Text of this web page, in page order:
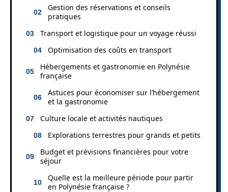
Gestion des réservations et conseils
pratiques
Transport et logistique pour un voyage réussi
Optimisation des coûts en transport
Hébergements et gastronomie en Polynésie
française
Astuces pour économiser sur l’hébergement
et la gastronomie
Culture locale et activités nautiques
Explorations terrestres pour grands et petits
Budget et prévisions financières pour votre
séjour
Quelle est la meilleure période pour partir
en Polynésie française ?